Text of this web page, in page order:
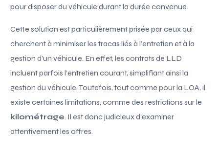
pour disposer du véhicule durant la durée convenue.
Cette solution est particulièrement prisée par ceux qui
cherchent à minimiser les tracas liés à l’entretien et à la
gestion d’un véhicule. En effet, les contrats de LLD
incluent parfois l’entretien courant, simplifiant ainsi la
gestion du véhicule. Toutefois, tout comme pour la LOA, il
existe certaines limitations, comme des restrictions sur le
kilométrage. Il est donc judicieux d’examiner
attentivement les offres.